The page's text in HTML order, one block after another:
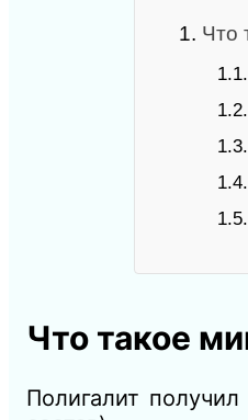
1. Что
1.1.
1.2.
1.3.
1.4.
1.5.
Что такое
Полигалит